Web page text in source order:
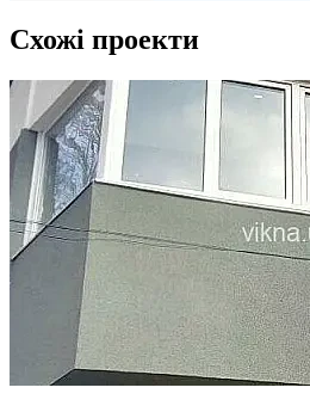
Схожі проекти